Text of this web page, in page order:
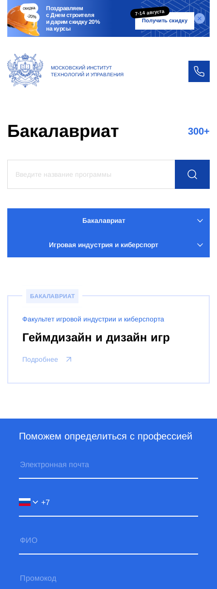
Поздравляем
с Днем строителя
и дарим скидку 20%
на курсы
7-14 августа
Получить скидку
МОСКОВСКИЙ ИНСТИТУТ
ТЕХНОЛОГИЙ И УПРАВЛЕНИЯ
Бакалавриат 300+
Бакалавриат
Игровая индустрия и киберспорт
БАКАЛАВРИАТ
Факультет игровой индустрии и киберспорта
Геймдизайн и дизайн игр
Подробнее
Поможем определиться с профессией